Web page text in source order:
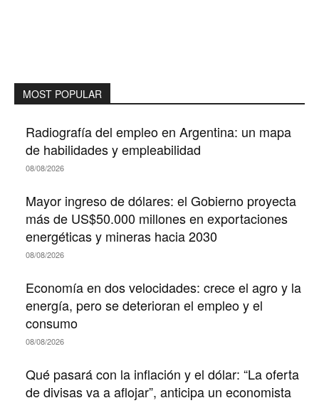
MOST POPULAR
Radiografía del empleo en Argentina: un mapa
de habilidades y empleabilidad
08/08/2026
Mayor ingreso de dólares: el Gobierno proyecta
más de US$50.000 millones en exportaciones
energéticas y mineras hacia 2030
08/08/2026
Economía en dos velocidades: crece el agro y la
energía, pero se deterioran el empleo y el
consumo
08/08/2026
Qué pasará con la inflación y el dólar: “La oferta
de divisas va a aflojar”, anticipa un economista